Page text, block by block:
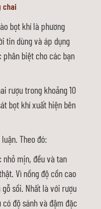
chai
bọt khí là phương
tin dùng và áp dụng
phân biệt cho các bạn
rượu trong khoảng 10
bọt khí xuất hiện bên
Theo đó:
mịn, đều và tan
Vì nồng độ cồn cao
sồi. Nhất là với rượu
độ sánh và đậm đặc